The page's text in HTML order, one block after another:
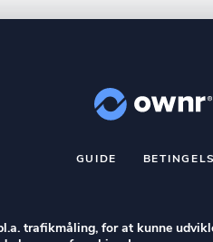
GUIDE
Stationsparken 26. 2., 2600
trafikmåling, for at kunne